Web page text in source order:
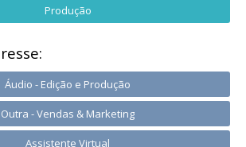
Produção
Áudio - Edição e Produção
Outra - Vendas & Marketing
Assistente Virtual